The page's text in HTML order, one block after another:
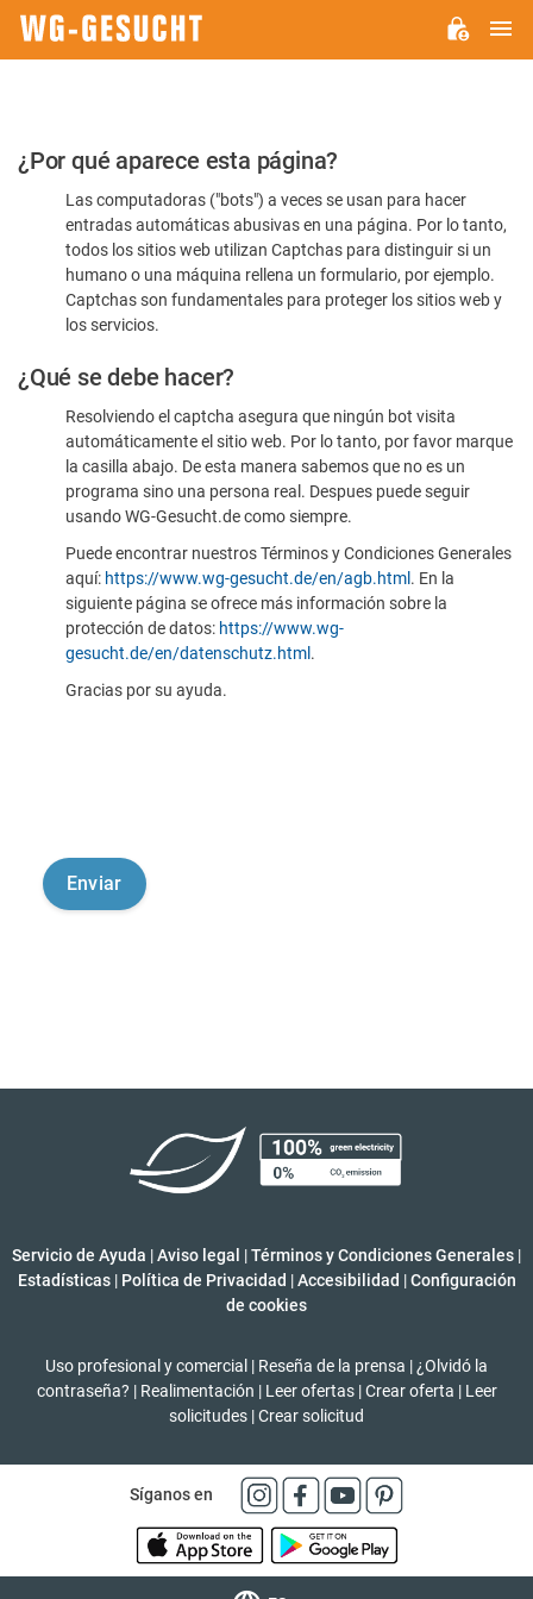
Por
favor,
confirme
humano
¿Por qué aparece esta página?
Las computadoras ("bots") a veces se usan para hacer
entradas automáticas abusivas en una página. Por lo tanto,
todos los sitios web utilizan Captchas para distinguir si un
humano o una máquina rellena un formulario, por ejemplo.
Captchas son fundamentales para proteger los sitios web y
los servicios.
¿Qué se debe hacer?
Resolviendo el captcha asegura que ningún bot visita
automáticamente el sitio web. Por lo tanto, por favor marque
la casilla abajo. De esta manera sabemos que no es un
programa sino una persona real. Despues puede seguir
usando WG-Gesucht.de como siempre.
Puede encontrar nuestros Términos y Condiciones Generales
aquí: https://www.wg-gesucht.de/en/agb.html . En la
siguiente página se ofrece más información sobre la
protección de datos: https://www.wg-
gesucht.de/en/datenschutz.html .
Gracias por su ayuda.
Servicio de Ayuda |Aviso legal |Términos y Condiciones Generales |
Estadísticas | Política de Privacidad | Accesibilidad | Configuración
de cookies
Uso profesional y comercial | Reseña de la prensa | ¿Olvidó la
contraseña? | Realimentación | Leer ofertas | Crear oferta | Leer
solicitudes |Crear solicitud
Síganos en